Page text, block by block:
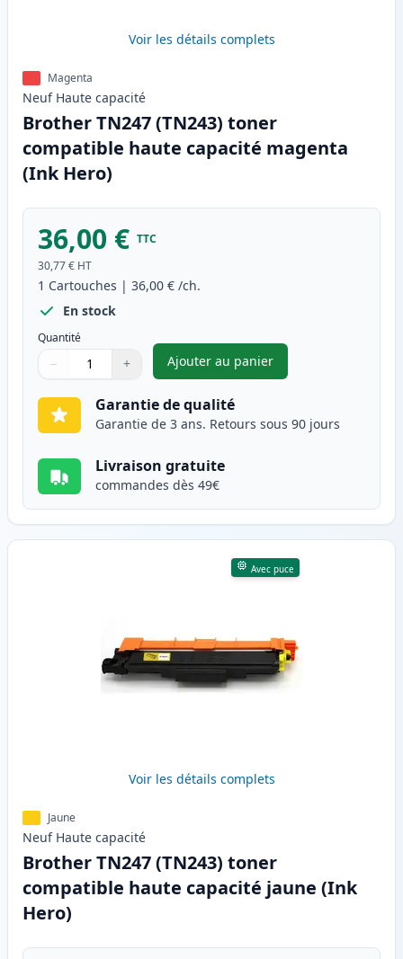
Voir les détails complets
Magenta
Neuf Haute capacité
Brother TN247 (TN243) toner
compatible haute capacité magenta
(Ink Hero)
36,00 € TTC
30,77 € HT
1 Cartouches | 36,00 € /ch.
En stock
Quantité
Quantité
Utilisez les boutons pour ajuster
− +
Quantité
Ajouter au panier
,Brother TN247 (TN243)
Garantie de qualité
Garantie de 3 ans. Retours sous 90 jours
Livraison gratuite
commandes dès 49€
Avec puce
Voir les détails complets
Jaune
Neuf Haute capacité
Brother TN247 (TN243) toner
compatible haute capacité jaune (Ink
Hero)